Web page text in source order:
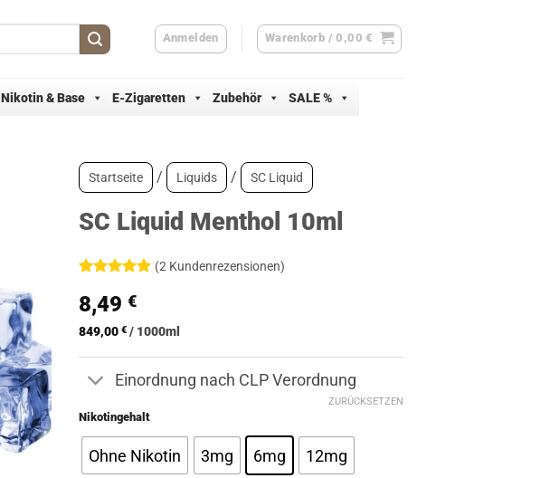
Anmelden Warenkorb /0,00€
Nikotin & Base E-Zigaretten Zubehör SALE %
Startseite / Liquids / SC Liquid
SC Liquid Menthol 10ml
mit5von
5, basierend
auf
(2 Kundenrezensionen)
8,49 €
849,00 €/ 1000ml
Einordnung nach CLP Verordnung
Nikotingehalt
Ohne Nikotin 3mg 6mg 12mg
ZURÜCKSETZEN